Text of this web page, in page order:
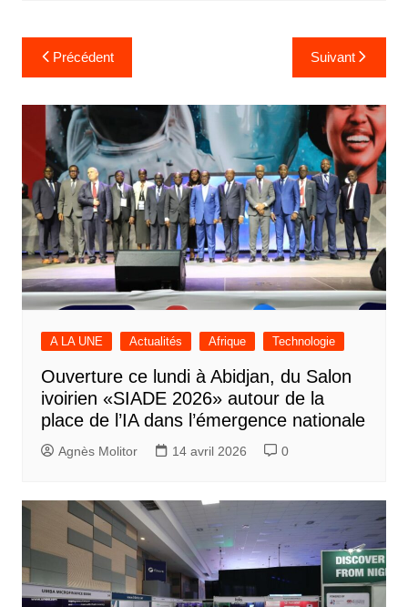
Navigation
de
l’article
Précédent Suivant
A LA UNE Actualités Afrique Technologie
Ouverture ce lundi à Abidjan, du Salon
ivoirien «SIADE 2026» autour de la
place de l’IA dans l’émergence nationale
Agnès Molitor 14 avril 2026 0